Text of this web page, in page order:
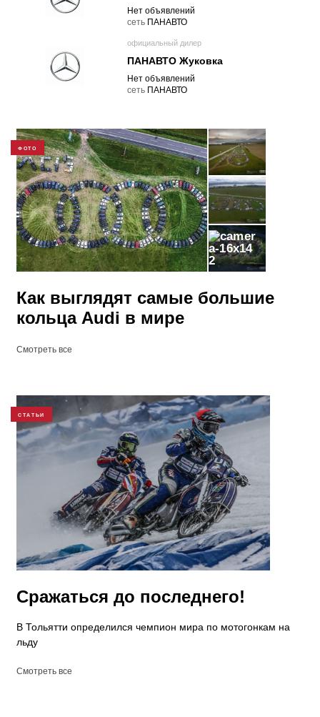
Нет объявлений
cеть ПАНАВТО
официальный дилер
ПАНАВТО Жуковка
Нет объявлений
cеть ПАНАВТО
ФОТО
2
Как выглядят самые большие
кольца Audi в мире
Смотреть все
СТАТЬИ
Сражаться до последнего!
В Тольятти определился чемпион мира по мотогонкам на
льду
Смотреть все